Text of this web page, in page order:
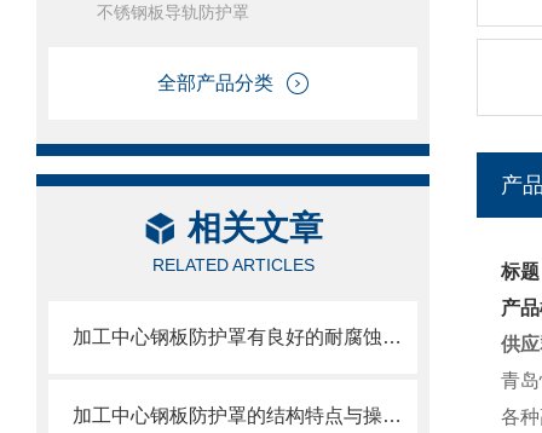
不锈钢板导轨防护罩
全部产品分类
相关文章
RELATED ARTICLES
加工中心钢板防护罩有良好的耐腐蚀性，能在各种环境下长时间使用
加工中心钢板防护罩的结构特点与操作维护方式
产
标
产
供
青
各